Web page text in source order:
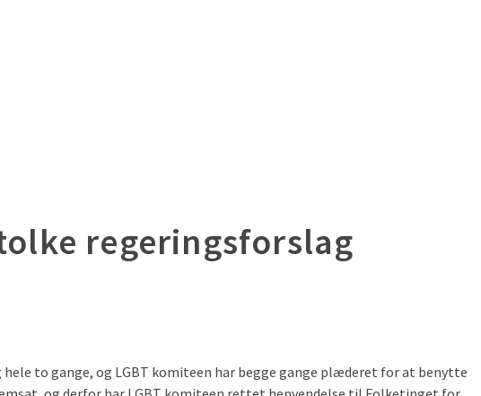
regeringsforslag
to gange, og LGBT komiteen har begge gange plæderet for at benytte